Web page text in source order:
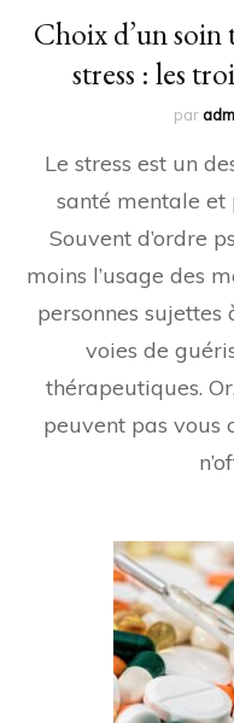
Choix d’un
stress : les
par
Le stress est un
santé mentale et
Souvent d’ordre
moins l’usage des
personnes sujettes
voies de
thérapeutiques.
peuvent pas vous